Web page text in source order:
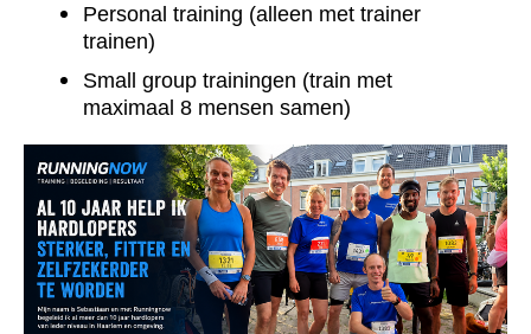
Personal training (alleen met trainer
trainen)
Small group trainingen (train met
maximaal 8 mensen samen)